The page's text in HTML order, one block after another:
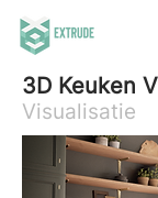
3D Keuken
Visualisatie